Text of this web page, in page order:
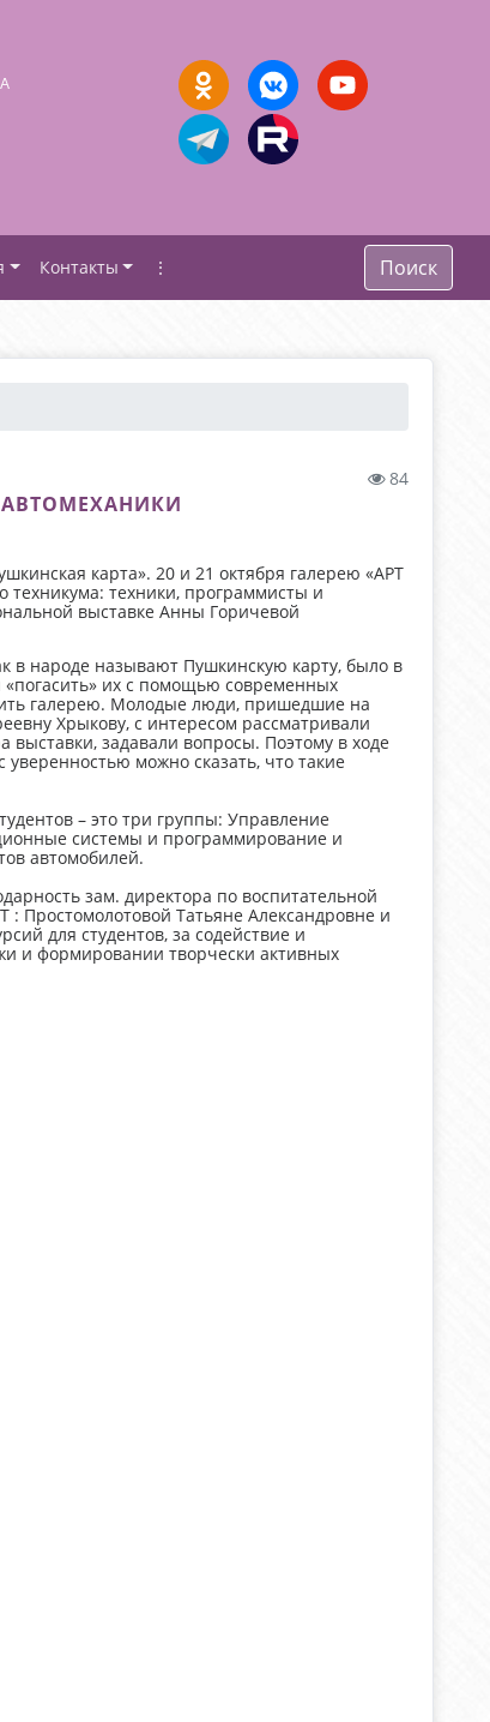
Контакты ⋮ Поиск
84
карта». 20 и 21 октября галерею «АРТ
техникума: техники, программисты и
выставке Анны Горичевой
в народе называют Пушкинскую карту, было в
их с помощью современных
галерею. Молодые люди, пришедшие на
Хрыкову, с интересом рассматривали
выставки, задавали вопросы. Поэтому в ходе
уверенностью можно сказать, что такие
– это три группы: Управление
системы и программирование и
автомобилей.
зам. директора по воспитательной
Простомолотовой Татьяне Александровне и
для студентов, за содействие и
и формировании творчески активных